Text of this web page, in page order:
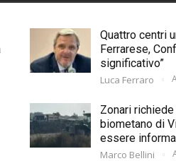
Quattro centri
Ferrarese,
significativo”
Luca Ferraro
Zonari
biometano di
essere
Marco Bellini